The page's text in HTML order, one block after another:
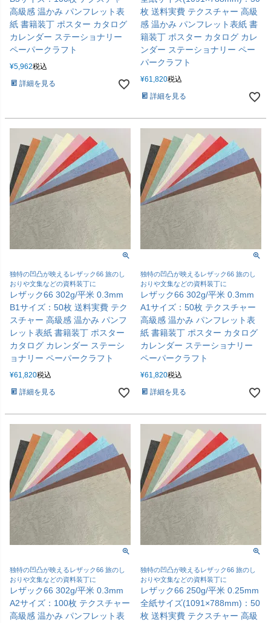
高級感 温かみ パンフレット表
紙 書籍装丁 ポスター カタログ
カレンダー ステーショナリー
ペーパークラフト
¥5,962税込
詳細を見る
枚 送料実費 テクスチャー 高級
感 温かみ パンフレット表紙 書
籍装丁 ポスター カタログ カレ
ンダー ステーショナリー ペー
パークラフト
¥61,820税込
詳細を見る
独特の凹凸が映えるレザック66 旅のし
おりや文集などの資料装丁に
レザック66 302g/平米 0.3mm
B1サイズ：50枚 送料実費 テク
スチャー 高級感 温かみ パンフ
レット表紙 書籍装丁 ポスター
カタログ カレンダー ステーシ
ョナリー ペーパークラフト
¥61,820税込
詳細を見る
独特の凹凸が映えるレザック66 旅のし
おりや文集などの資料装丁に
レザック66 302g/平米 0.3mm
A1サイズ：50枚 テクスチャー
高級感 温かみ パンフレット表
紙 書籍装丁 ポスター カタログ
カレンダー ステーショナリー
ペーパークラフト
¥61,820税込
詳細を見る
独特の凹凸が映えるレザック66 旅のし
おりや文集などの資料装丁に
レザック66 302g/平米 0.3mm
A2サイズ：100枚 テクスチャー
高級感 温かみ パンフレット表
独特の凹凸が映えるレザック66 旅のし
おりや文集などの資料装丁に
レザック66 250g/平米 0.25mm
全紙サイズ(1091×788mm)：50
枚 送料実費 テクスチャー 高級